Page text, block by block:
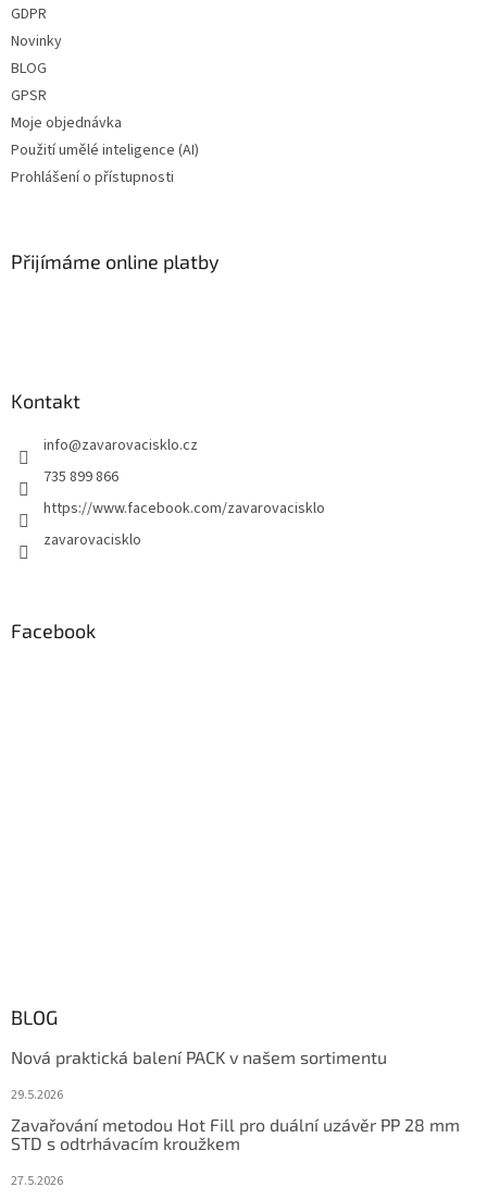
GDPR
Novinky
BLOG
GPSR
Moje objednávka
Použití umělé inteligence (AI)
Prohlášení o přístupnosti
Přijímáme online platby
Kontakt
info@zavarovacisklo.cz
735 899 866
https://www.facebook.com/zavarovacisklo
zavarovacisklo
Facebook
BLOG
Nová praktická balení PACK v našem sortimentu
29.5.2026
Zavařování metodou Hot Fill pro duální uzávěr PP 28 mm
STD s odtrhávacím kroužkem
27.5.2026